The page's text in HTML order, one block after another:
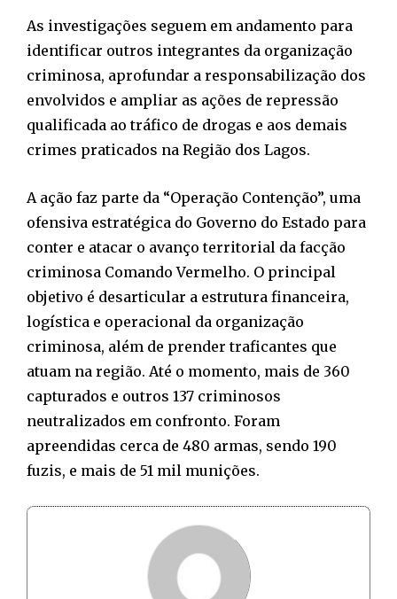
As investigações seguem em andamento para
identificar outros integrantes da organização
criminosa, aprofundar a responsabilização dos
envolvidos e ampliar as ações de repressão
qualificada ao tráfico de drogas e aos demais
crimes praticados na Região dos Lagos.
A ação faz parte da “Operação Contenção”, uma
ofensiva estratégica do Governo do Estado para
conter e atacar o avanço territorial da facção
criminosa Comando Vermelho. O principal
objetivo é desarticular a estrutura financeira,
logística e operacional da organização
criminosa, além de prender traficantes que
atuam na região. Até o momento, mais de 360
capturados e outros 137 criminosos
neutralizados em confronto. Foram
apreendidas cerca de 480 armas, sendo 190
fuzis, e mais de 51 mil munições.